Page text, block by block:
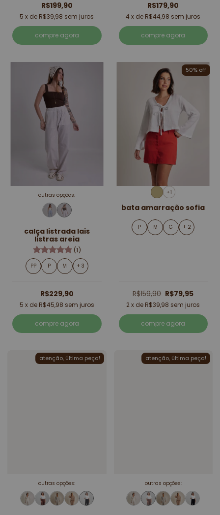
R$199,90
5 x de R$39,98 sem juros
compre agora
R$179,90
4 x de R$44,98 sem juros
compre agora
outras opções:
calça listrada lais
listras areia
(1)
PP P M + 3
R$229,90
5 x de R$45,98 sem juros
compre agora
50% off
+1
bata amarração sofia
P M G + 2
R$159,90 R$79,95
2x de R$39,98 sem juros
compre agora
atenção, última peça!
outras opções:
atenção, última peça!
outras opções: